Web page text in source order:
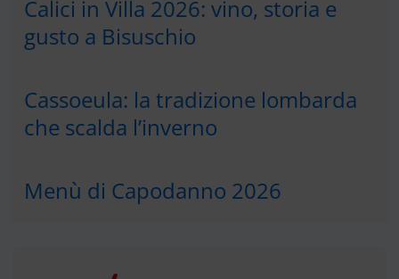
Calici in Villa 2026: vino, storia e
gusto a Bisuschio
Cassoeula: la tradizione lombarda
che scalda l’inverno
Menù di Capodanno 2026